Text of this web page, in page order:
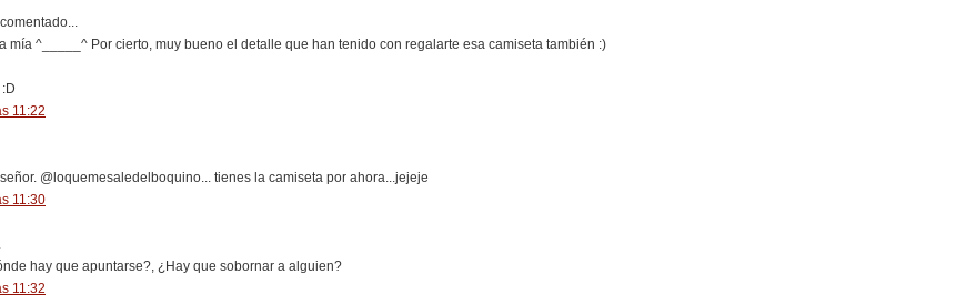
mía ^_____^ Por cierto, muy bueno el detalle que han tenido con regalarte esa camiseta también :)
11:22
@loquemesaledelboquino... tienes la camiseta por ahora...jejeje
11:30
hay que apuntarse?, ¿Hay que sobornar a alguien?
11:32